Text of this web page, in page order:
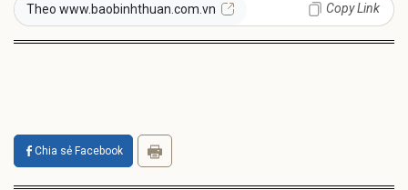
Theo www.baobinhthuan.com.vn Copy Link
Chia sẻ Facebook